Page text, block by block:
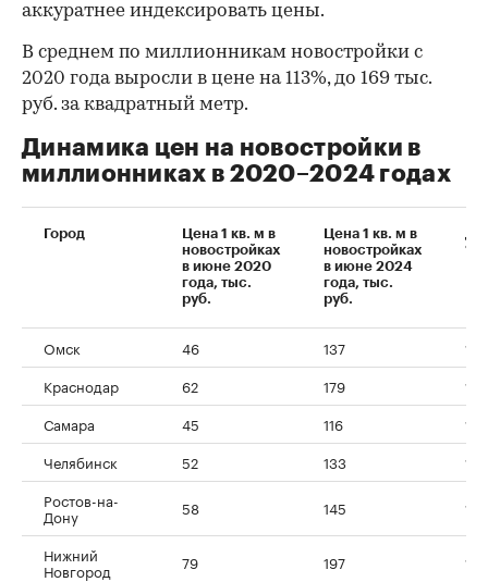
аккуратнее индексировать цены.
В среднем по миллионникам новостройки с
2020 года выросли в цене на 113%, до 169 тыс.
руб. за квадратный метр.
Динамика цен на новостройки в
миллионниках в 2020–2024 годах
Город
Цена 1 кв. м в
новостройках
в июне 2020
года, тыс.
руб.
Цена 1 кв. м в
новостройках
в июне 2024
года, тыс.
руб.
%
Омск 46 137
Краснодар
62 179
Самара
45 116
Челябинск
52 133
Ростов-на-
Дону 58 145
Нижний
Новгород 79 197